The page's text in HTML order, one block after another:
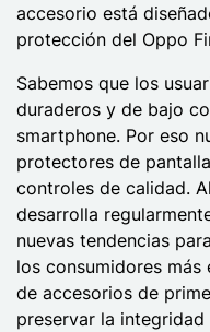
accesorio está
protección del Oppo
Sabemos que los
duraderos y de bajo
smartphone. Por eso
protectores de
controles de calidad.
desarrolla
nuevas tendencias
los consumidores
de accesorios de
preservar la